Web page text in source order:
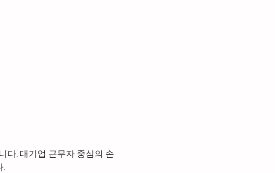
다. 대기업 근무자 중심의 손
.